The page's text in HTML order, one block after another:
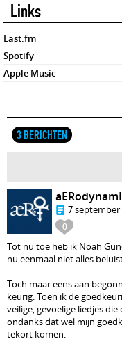
Links
Last.fm
Spotify
Apple Music
3 BERICHTEN
0
7 september
Tot nu toe heb ik Noah
nu eenmaal niet alles
Toch maar eens aan
keurig. Toen ik de
veilige, gevoelige liedjes
ondanks dat wel mijn
tekort komen.